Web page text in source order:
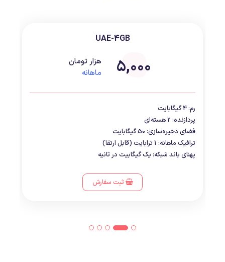
UAE-4GB
5,000
هزار تومان
ماهانه
رم: 4 گیگابایت
پردازنده: 2 هسته‌ای
فضای ذخیره‌سازی: 50 گیگابایت
ترافیک ماهانه: 1 ترابایت (قابل ارتقا)
پهنای باند شبکه: یک گیگابیت در ثانیه
ثبت سفارش